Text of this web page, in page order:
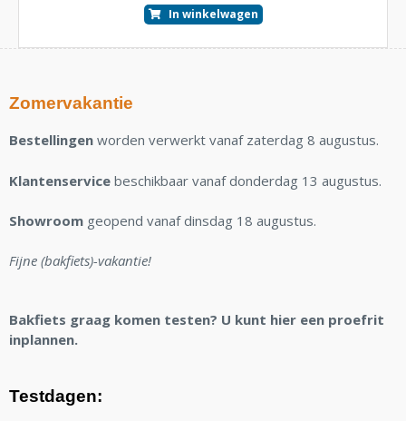
In winkelwagen
Zomervakantie
Bestellingen worden verwerkt vanaf zaterdag 8 augustus.
Klantenservice beschikbaar vanaf donderdag 13 augustus.
Showroom geopend vanaf dinsdag 18 augustus.
Fijne (bakfiets)-vakantie!
Bakfiets graag komen testen? U kunt hier een proefrit
inplannen.
Testdagen: